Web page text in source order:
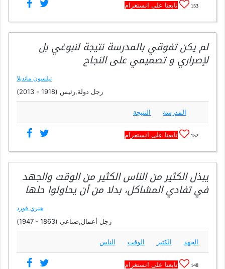
153 تابعنا على انستغرام
لم يكن تفوقي بالمدرسة نتيجة لنبوغي بل
لإصراري و تصميمي على النجاح
نيلسون مانديلا
رجل دولة,رئيس (1918 - 2013)
المدرسة النتيجة
152 تابعنا على انستغرام
يبذل الكثير من الناس الكثير من الوقت والجهد
في تفادي المشاكل، بدلا من أن يحاولوا حلها
هنري فورد
رجل أعمال,صناعي (1863 - 1947)
الجهد الكثير الوقت الناس
148 تابعنا على انستغرام